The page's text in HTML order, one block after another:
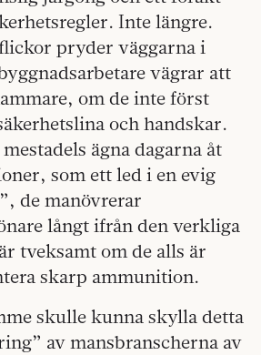
Inte längre.
pryder väggarna i
vägrar att
om de inte först
och handskar.
ägna dagarna åt
som ett led i en evig
de manövrerar
långt ifrån den verkliga
tveksamt om de alls är
skarp ammunition.
skulle kunna skylla detta
av mansbranscherna av